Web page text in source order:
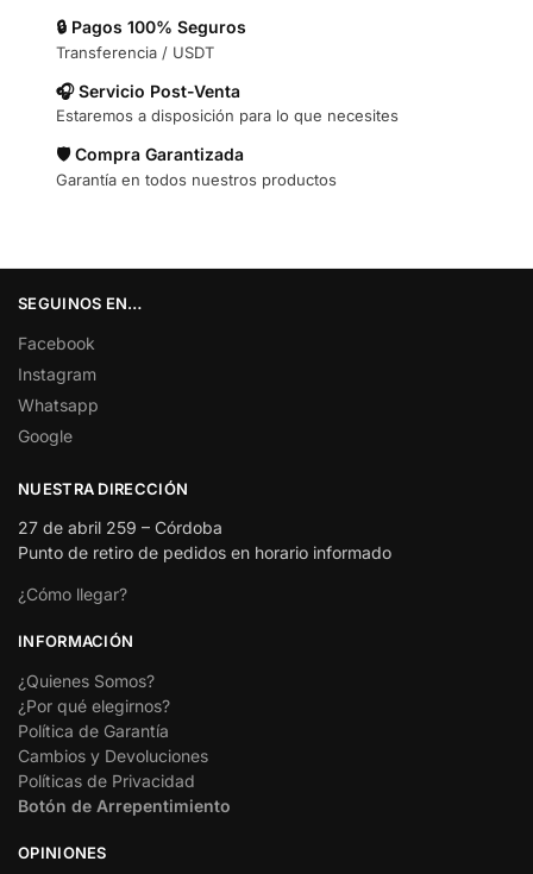
🔒 Pagos 100% Seguros
Transferencia / USDT
🎧 Servicio Post-Venta
Estaremos a disposición para lo que necesites
🛡️ Compra Garantizada
Garantía en todos nuestros productos
SEGUINOS EN…
Facebook
Instagram
Whatsapp
Google
NUESTRA DIRECCIÓN
27 de abril 259 – Córdoba
Punto de retiro de pedidos en horario informado
¿Cómo llegar?
INFORMACIÓN
¿Quienes Somos?
¿Por qué elegirnos?
Política de Garantía
Cambios y Devoluciones
Políticas de Privacidad
Botón de Arrepentimiento
OPINIONES